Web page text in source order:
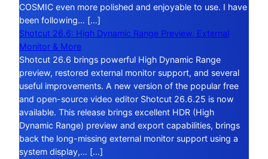
COSMIC even more polished and enjoyable to use. I have
been following… […]
Shotcut 26.6: High Dynamic Range Preview, External
Monitor & More
Shotcut 26.6 brings powerful High Dynamic Range
preview, restored external monitor support, and several
useful improvements. A new version of the popular free
and open-source video editor Shotcut 26.6.25 is now
available. This release brings excellent HDR (High
Dynamic Range) preview and export capabilities, brings
back the long-missing external monitor support using a
system display,… […]